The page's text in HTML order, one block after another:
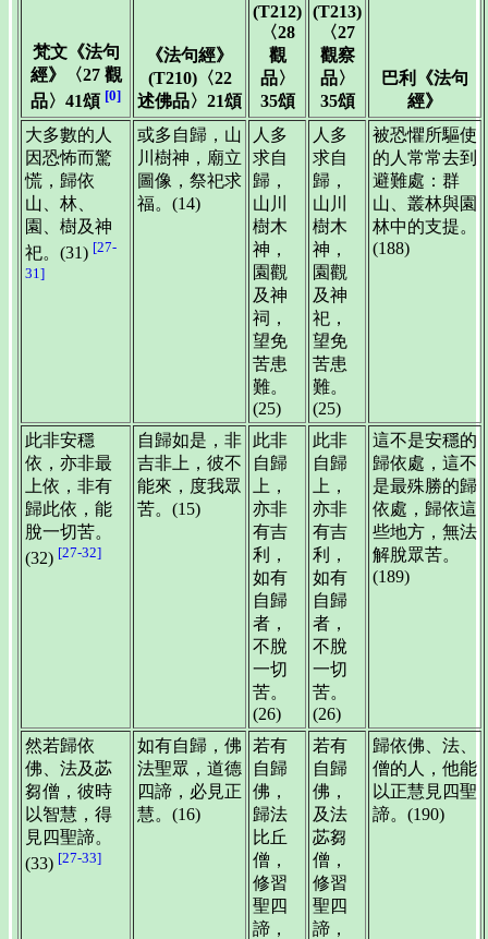
梵文《法句
經》〈27 觀
品〉41頌 [0]
《法句經》
(T210)〈22
述佛品〉21頌
(T212)
〈28
觀
品〉
35頌
(T213)
〈27
觀察
品〉
35頌
巴利《法句
經》
大多數的人
因恐怖而驚
慌，歸依
山、林、
園、樹及神
祀。(31) [27-
31]
或多自歸，山
川樹神，廟立
圖像，祭祀求
福。(14)
人多
求自
歸，
山川
樹木
神，
園觀
及神
祠，
望免
苦患
難。
(25)
人多
求自
歸，
山川
樹木
神，
園觀
及神
祀，
望免
苦患
難。
(25)
被恐懼所驅使
的人常常去到
避難處：群
山、叢林與園
林中的支提。
(188)
此非安穩
依，亦非最
上依，非有
歸此依，能
脫一切苦。
(32) [27-32]
自歸如是，非
吉非上，彼不
能來，度我眾
苦。(15)
此非
自歸
上，
亦非
有吉
利，
如有
自歸
者，
不脫
一切
苦。
(26)
此非
自歸
上，
亦非
有吉
利，
如有
自歸
者，
不脫
一切
苦。
(26)
這不是安穩的
歸依處，這不
是最殊勝的歸
依處，歸依這
些地方，無法
解脫眾苦。
(189)
然若歸依
佛、法及苾
芻僧，彼時
以智慧，得
見四聖諦。
(33) [27-33]
如有自歸，佛
法聖眾，道德
四諦，必見正
慧。(16)
若有
自歸
佛，
歸法
比丘
僧，
修習
聖四
諦，
若有
自歸
佛，
及法
苾芻
僧，
修習
聖四
諦，
歸依佛、法、
僧的人，他能
以正慧見四聖
諦。(190)